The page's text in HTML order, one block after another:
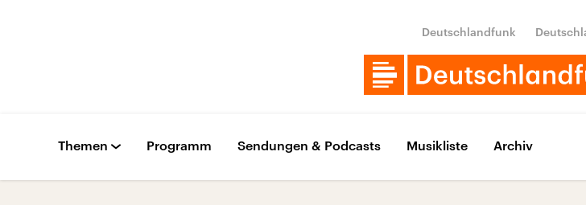
Deutschlandfunk
Themen Programm Sendungen & Podcasts Musikliste Archiv